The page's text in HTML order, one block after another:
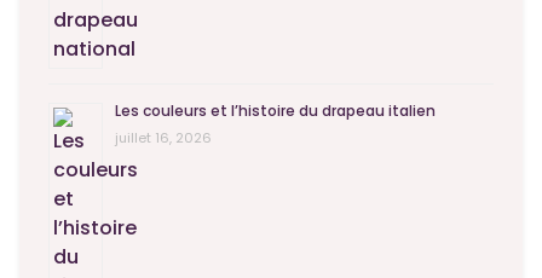
Les couleurs et l’histoire du drapeau italien
juillet 16, 2026